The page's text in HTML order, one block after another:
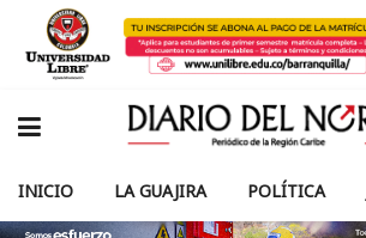
INICIO LA GUAJIRA POLÍTICA